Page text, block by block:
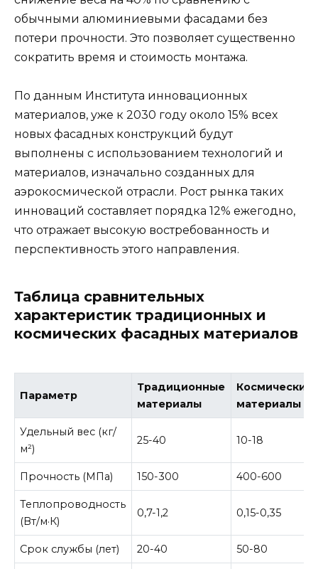
обычными алюминиевыми фасадами без
потери прочности. Это позволяет существенно
сократить время и стоимость монтажа.
По данным Института инновационных
материалов, уже к 2030 году около 15% всех
новых фасадных конструкций будут
выполнены с использованием технологий и
материалов, изначально созданных для
аэрокосмической отрасли. Рост рынка таких
инноваций составляет порядка 12% ежегодно,
что отражает высокую востребованность и
перспективность этого направления.
Таблица сравнительных
характеристик традиционных и
космических фасадных материалов
Параметр
Традиционные
материалы
Космические
материалы
Удельный вес (кг/
м²)
25-40 10-18
Прочность (МПа) 150-300 400-600
Теплопроводность
(Вт/м·К)
0,7-1,2 0,15-0,35
Срок службы (лет) 20-40 50-80